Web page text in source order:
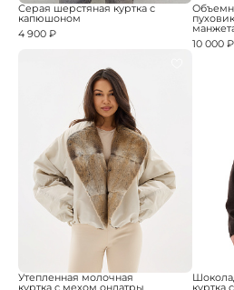
Серая шерстяная куртка с
капюшоном
4 900 ₽
10 000 ₽
Утепленная молочная
куртка с мехом ондатры куртка